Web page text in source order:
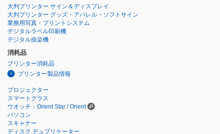
大判プリンター サイン＆ディスプレイ
大判プリンター グッズ・アパレル・ソフトサイン
業務用写真・プリントシステム
デジタルラベル印刷機
デジタル捺染機
消耗品
プリンター消耗品
プリンター製品情報
プロジェクター
スマートグラス
ウオッチ：Orient Star / Orient
パソコン
スキャナー
ディスク デュプリケーター